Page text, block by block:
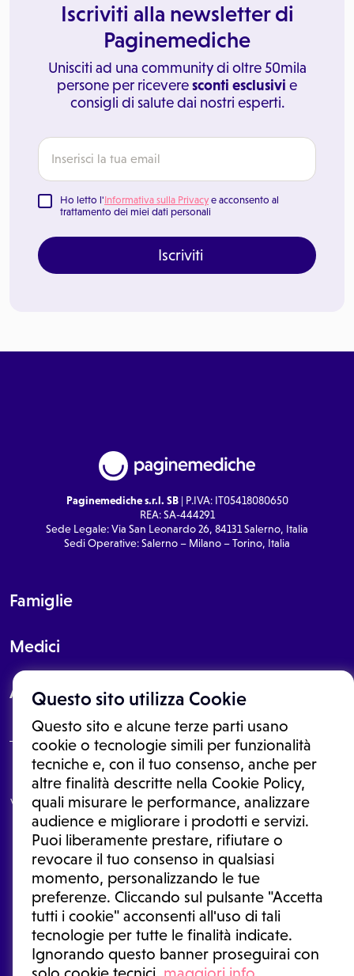
Questo sito utilizza Cookie
Questo sito e alcune terze parti usano
cookie o tecnologie simili per funzionalità
tecniche e, con il tuo consenso, anche per
altre finalità descritte nella Cookie Policy,
quali misurare le performance, analizzare
audience e migliorare i prodotti e servizi.
Puoi liberamente prestare, rifiutare o
revocare il tuo consenso in qualsiasi
momento, personalizzando le tue
preferenze. Cliccando sul pulsante "Accetta
tutti i cookie" acconsenti all'uso di tali
tecnologie per tutte le finalità indicate.
Ignorando questo banner proseguirai con
Iscriviti alla newsletter di
Paginemediche
Unisciti ad una community di oltre 50mila
persone per riceveresconti esclusivi e
consigli di salute dai nostri esperti.
Ho letto l'Informativa sulla Privacy e acconsento al
trattamento dei miei dati personali
Iscriviti
Paginemediche s.r.l. SB| P.IVA: IT05418080650
REA: SA-444291
Sede Legale: Via San Leonardo 26, 84131 Salerno, Italia
Sedi Operative: Salerno – Milano – Torino, Italia
Famiglie
Medici
About
Le informazioni proposte in questo sito non sono un consulto medico.
In nessun caso, queste informazioni sostituiscono un consulto, una
visita o una diagnosi formulata dal medico. Non si devono considerare
le informazioni disponibili come suggerimenti per la formulazione di
una diagnosi, la determinazione di un trattamento o l'assunzione o
sospensione di un farmaco senza prima consultare un medico di
medicina generale o uno specialista.
Condizioni di utilizzo|Privacy Policy |Gestione cookie
Ⓒ 2026 | Tutti i diritti riservati.